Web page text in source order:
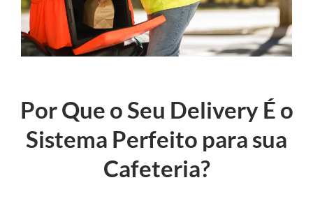
Por Que o Seu Delivery É o
Sistema Perfeito para sua
Cafeteria?